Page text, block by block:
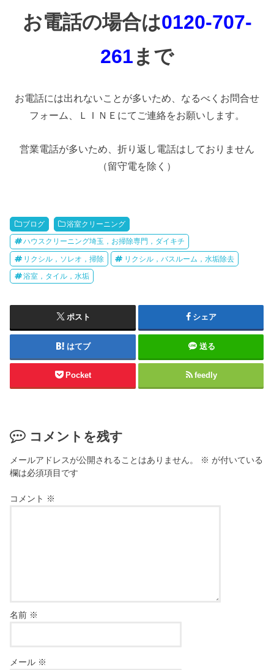
お電話の場合は0120-707-
261まで
お電話には出れないことが多いため、なるべくお問合せ
フォーム、ＬＩＮＥにてご連絡をお願いします。
営業電話が多いため、折り返し電話はしておりません
（留守電を除く）
ブログ 浴室クリーニング
ハウスクリーニング埼玉，お掃除専門，ダイキチ
リクシル，ソレオ，掃除 リクシル，バスルーム，水垢除去
浴室，タイル，水垢
ポスト シェア
はてブ 送る
Pocket feedly
コメントを残す
メールアドレスが公開されることはありません。 ※ が付いている
欄は必須項目です
コメント ※
名前 ※
メール ※